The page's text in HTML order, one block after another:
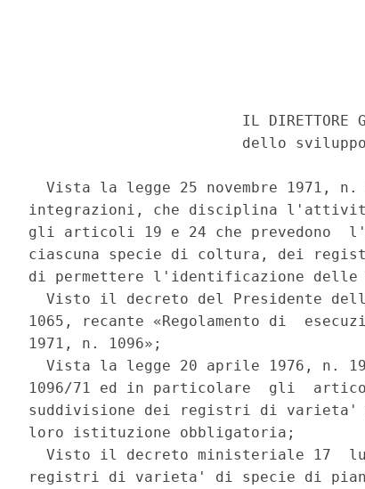
IL DIRETTORE
dello
Vista la legge 25 novembre 1971,
integrazioni, che disciplina
gli articoli 19 e 24 che prevedono
ciascuna specie di coltura, dei
di permettere l'identificazione
Visto il decreto del Presidente
1065, recante «Regolamento di
1971, n. 1096»;
Vista la legge 20 aprile 1976, n.
1096/71 ed in particolare  gli
suddivisione dei registri di
loro istituzione obbligatoria;
Visto il decreto ministeriale 17
registri di varieta' di specie di